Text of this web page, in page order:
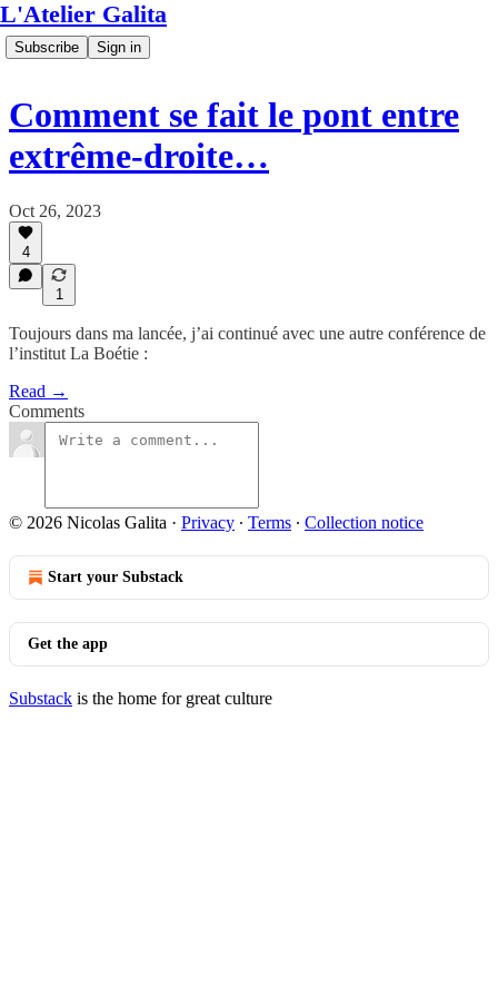
L'Atelier Galita
Subscribe Sign in
Comment se fait le pont entre
extrême-droite…
Oct 26, 2023
4
1
Toujours dans ma lancée, j’ai continué avec une autre conférence de
l’institut La Boétie :
Read →
Comments
© 2026 Nicolas Galita · Privacy ∙ Terms ∙ Collection notice
Start your Substack
Get the app
Substack is the home for great culture